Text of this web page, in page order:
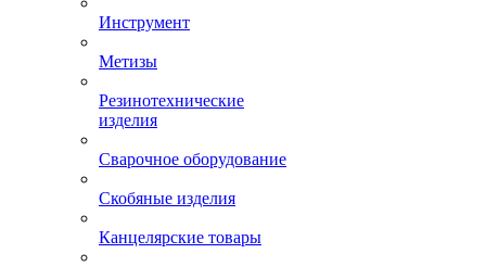
Инструмент
Метизы
Резинотехнические
изделия
Сварочное оборудование
Скобяные изделия
Канцелярские товары